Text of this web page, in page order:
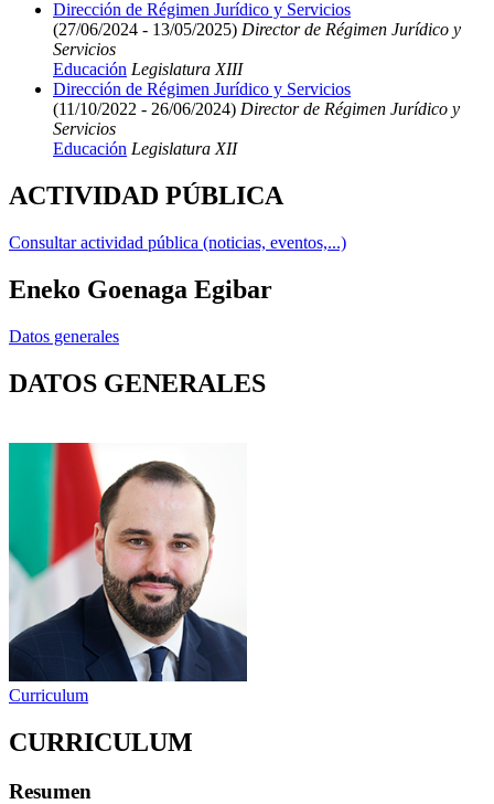
Dirección de Régimen Jurídico y Servicios
(27/06/2024 - 13/05/2025) Director de Régimen Jurídico y
Servicios
Educación Legislatura XIII
Dirección de Régimen Jurídico y Servicios
(11/10/2022 - 26/06/2024) Director de Régimen Jurídico y
Servicios
Educación Legislatura XII
ACTIVIDAD PÚBLICA
Consultar actividad pública (noticias, eventos,...)
Eneko Goenaga Egibar
Datos generales
DATOS GENERALES
Curriculum
CURRICULUM
Resumen